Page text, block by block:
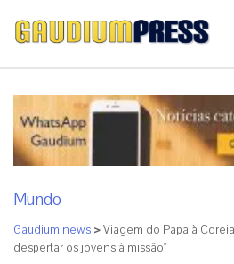
Mundo
Gaudium news >Viagem do Papa à
despertar os jovens à missão"